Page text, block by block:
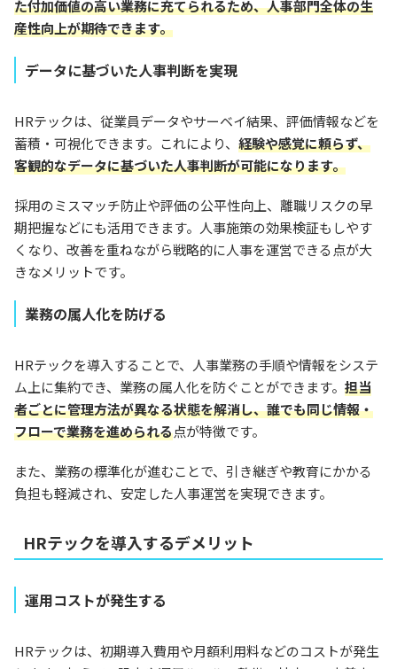
た付加価値の高い業務に充てられるため、人事部門全体の生
産性向上が期待できます。
データに基づいた人事判断を実現
HRテックは、従業員データやサーベイ結果、評価情報などを
蓄積・可視化できます。これにより、 経験や感覚に頼らず、
客観的なデータに基づいた人事判断が可能になります。
採用のミスマッチ防止や評価の公平性向上、離職リスクの早
期把握などにも活用できます。人事施策の効果検証もしやす
くなり、改善を重ねながら戦略的に人事を運営できる点が大
きなメリットです。
業務の属人化を防げる
HRテックを導入することで、人事業務の手順や情報をシステ
ム上に集約でき、業務の属人化を防ぐことができます。 担当
者ごとに管理方法が異なる状態を解消し、誰でも同じ情報・
フローで業務を進められる点が特徴です。
また、業務の標準化が進むことで、引き継ぎや教育にかかる
負担も軽減され、安定した人事運営を実現できます。
HRテックを導入するデメリット
運用コストが発生する
HRテックは、初期導入費用や月額利用料などのコストが発生